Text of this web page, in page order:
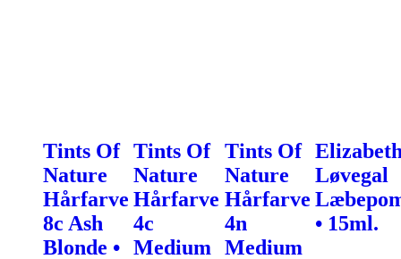
Tints Of
Nature
Hårfarve
8c Ash
Blonde •
Tints Of
Nature
Hårfarve
4c
Medium
Tints Of
Nature
Hårfarve
4n
Medium
Løvegal
• 15ml.